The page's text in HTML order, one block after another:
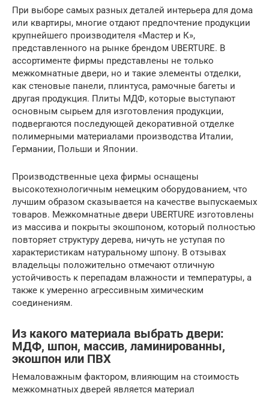
При выборе самых разных деталей интерьера для дома
или квартиры, многие отдают предпочтение продукции
крупнейшего производителя «Мастер и К»,
представленного на рынке брендом UBERTURE. В
ассортименте фирмы представлены не только
межкомнатные двери, но и такие элементы отделки,
как стеновые панели, плинтуса, рамочные багеты и
другая продукция. Плиты МДФ, которые выступают
основным сырьем для изготовления продукции,
подвергаются последующей декоративной отделке
полимерными материалами производства Италии,
Германии, Польши и Японии.
Производственные цеха фирмы оснащены
высокотехнологичным немецким оборудованием, что
лучшим образом сказывается на качестве выпускаемых
товаров. Межкомнатные двери UBERTURE изготовлены
из массива и покрыты экошпоном, который полностью
повторяет структуру дерева, ничуть не уступая по
характеристикам натуральному шпону. В отзывах
владельцы положительно отмечают отличную
устойчивость к перепадам влажности и температуры, а
также к умеренно агрессивным химическим
соединениям.
Из какого материала выбрать двери:
МДФ, шпон, массив, ламинированны,
экошпон или ПВХ
Немаловажным фактором, влияющим на стоимость
межкомнатных дверей является материал